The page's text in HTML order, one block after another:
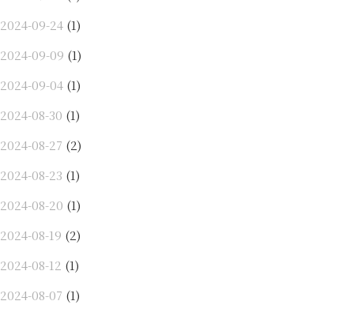
2024-09-24 (1)
2024-09-09 (1)
2024-09-04 (1)
2024-08-30 (1)
2024-08-27 (2)
2024-08-23 (1)
2024-08-20 (1)
2024-08-19 (2)
2024-08-12 (1)
2024-08-07 (1)